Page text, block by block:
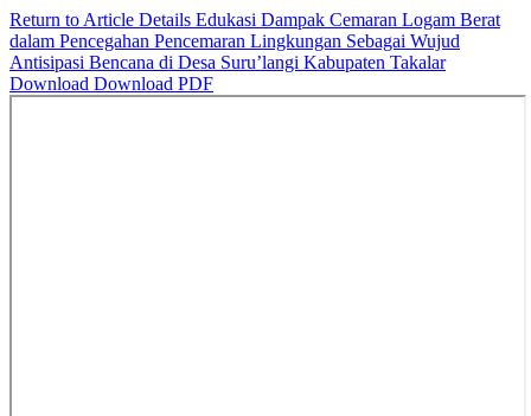
Return to Article Details Edukasi Dampak Cemaran Logam Berat
dalam Pencegahan Pencemaran Lingkungan Sebagai Wujud
Antisipasi Bencana di Desa Suru’langi Kabupaten Takalar
Download Download PDF